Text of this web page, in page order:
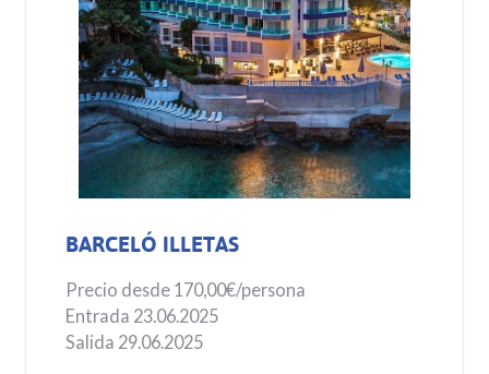
BARCELÓ ILLETAS
Precio desde 170,00€/persona
Entrada 23.06.2025
Salida 29.06.2025